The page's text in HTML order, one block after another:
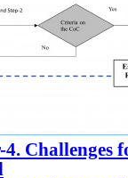
4. Challenges